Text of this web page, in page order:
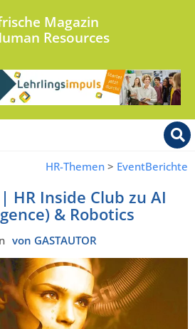
Magazin
Resources
HR-Themen > EventBerichte
HR Inside Club zu AI
& Robotics
von GASTAUTOR